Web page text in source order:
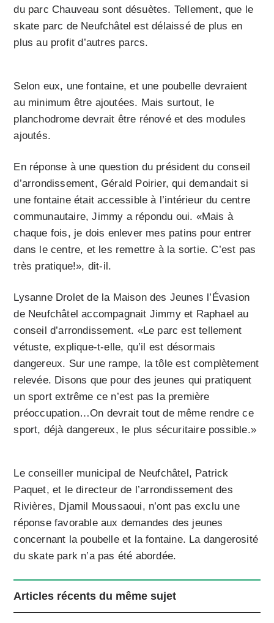
du parc Chauveau sont désuètes. Tellement, que le
skate parc de Neufchâtel est délaissé de plus en
plus au profit d’autres parcs.
Selon eux, une fontaine, et une poubelle devraient
au minimum être ajoutées. Mais surtout, le
planchodrome devrait être rénové et des modules
ajoutés.
En réponse à une question du président du conseil
d’arrondissement, Gérald Poirier, qui demandait si
une fontaine était accessible à l’intérieur du centre
communautaire, Jimmy a répondu oui. «Mais à
chaque fois, je dois enlever mes patins pour entrer
dans le centre, et les remettre à la sortie. C’est pas
très pratique!», dit-il.
Lysanne Drolet de la Maison des Jeunes l’Évasion
de Neufchâtel accompagnait Jimmy et Raphael au
conseil d’arrondissement. «Le parc est tellement
vétuste, explique-t-elle, qu’il est désormais
dangereux. Sur une rampe, la tôle est complètement
relevée. Disons que pour des jeunes qui pratiquent
un sport extrême ce n’est pas la première
préoccupation…On devrait tout de même rendre ce
sport, déjà dangereux, le plus sécuritaire possible.»
Le conseiller municipal de Neufchâtel, Patrick
Paquet, et le directeur de l’arrondissement des
Rivières, Djamil Moussaoui, n’ont pas exclu une
réponse favorable aux demandes des jeunes
concernant la poubelle et la fontaine. La dangerosité
du skate park n’a pas été abordée.
Articles récents du même sujet